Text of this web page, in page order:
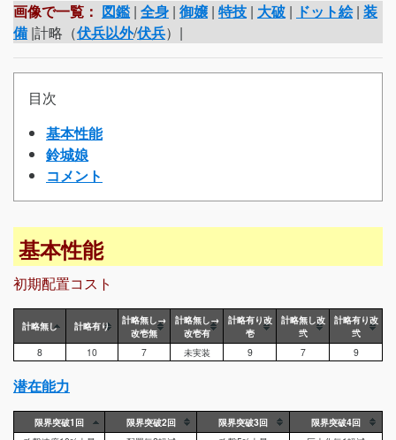
画像で一覧： 図鑑 | 全身 | 御嬢| 特技 | 大破 | ドット絵| 装
備 |計略（伏兵以外/伏兵）|
目次
基本性能
鈴城娘
コメント
基本性能
初期配置コスト
計略無し 計略有り
計略無し→
改壱無
計略無し→
改壱有
計略有り改
壱
計略無し改
弐
計略有り改
弐
8
10 7 未実装 9 7 9
潜在能力
限界突破1回 限界突破2回 限界突破3回
限界突破4回